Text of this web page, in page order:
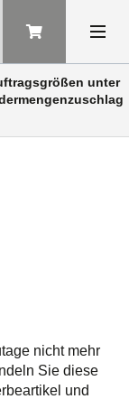
unter
nicht mehr
Sie diese
und